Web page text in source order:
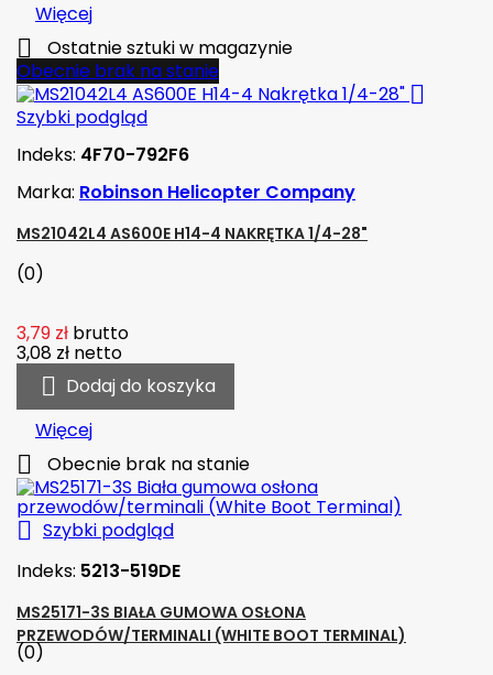
Więcej

Ostatnie sztuki w magazynie
Obecnie brak na stanie

Szybki podgląd
Indeks: 4F70-792F6
Marka: Robinson Helicopter Company
MS21042L4 AS600E H14-4 NAKRĘTKA 1/4-28"
(0)
3,79 zł brutto
3,08 zł netto
 Dodaj do koszyka
Więcej
 Obecnie brak na stanie
 Szybki podgląd
Indeks: 5213-519DE
MS25171-3S BIAŁA GUMOWA OSŁONA
PRZEWODÓW/TERMINALI (WHITE BOOT TERMINAL)
(0)